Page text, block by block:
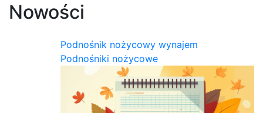
Nowości
Podnośnik nożycowy wynajem
Podnośniki nożycowe